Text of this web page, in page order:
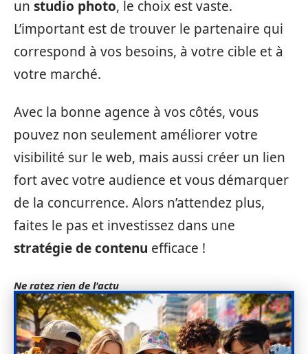
un studio photo, le choix est vaste.
L’important est de trouver le partenaire qui
correspond à vos besoins, à votre cible et à
votre marché.
Avec la bonne agence à vos côtés, vous
pouvez non seulement améliorer votre
visibilité sur le web, mais aussi créer un lien
fort avec votre audience et vous démarquer
de la concurrence. Alors n’attendez plus,
faites le pas et investissez dans une
stratégie de contenu efficace !
Ne ratez rien de l'actu